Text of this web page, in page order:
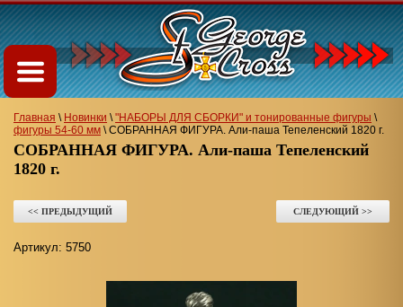
Главная \ Новинки \"НАБОРЫ ДЛЯ СБОРКИ" и тонированные фигуры \
фигуры 54-60 мм \СОБРАННАЯ ФИГУРА. Али‑паша Тепеленский 1820 г.
СОБРАННАЯ ФИГУРА. Али‑паша Тепеленский
1820 г.
<< ПРЕДЫДУЩИЙ СЛЕДУЮЩИЙ >>
Артикул: 5750